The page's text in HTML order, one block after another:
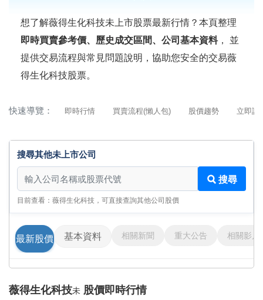
想了解薇得生化科技未上市股票最新行情？本頁整理
即時買賣參考價、歷史成交區間、公司基本資料， 並
提供交易流程與常見問題說明，協助您安全的交易薇
得生化科技股票。
快速導覽： 即時行情 買賣流程(懶人包) 股價趨勢 立即詢
搜尋其他未上市公司
搜尋其他未上市公司
搜尋
目前查看：薇得生化科技，可直接查詢其他公司股價
最新股價 基本資料 相關新聞 重大公告 相關影片
薇得生化科技未 股價即時行情